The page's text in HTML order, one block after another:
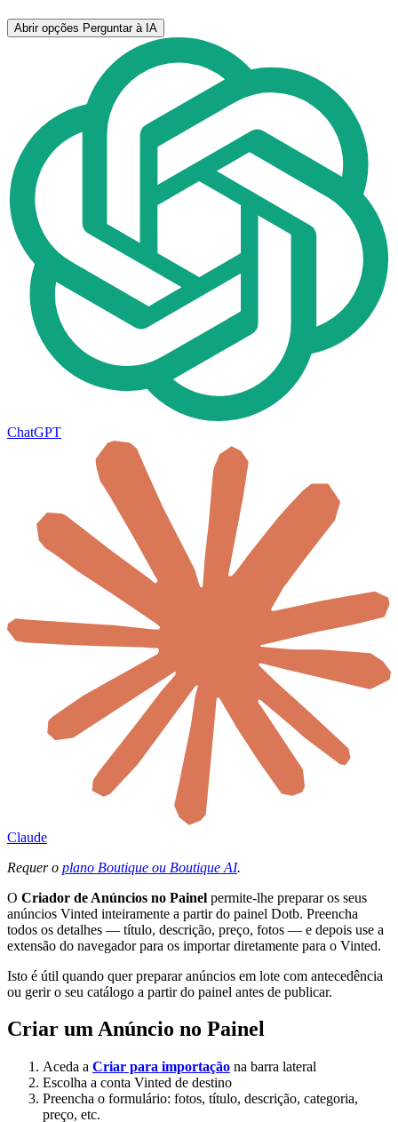
Abrir opções Perguntar à IA
ChatGPT
Claude
Requer o plano Boutique ou Boutique AI.
O Criador de Anúncios no Painel permite-lhe preparar os seus
anúncios Vinted inteiramente a partir do painel Dotb. Preencha
todos os detalhes — título, descrição, preço, fotos — e depois use a
extensão do navegador para os importar diretamente para o Vinted.
Isto é útil quando quer preparar anúncios em lote com antecedência
ou gerir o seu catálogo a partir do painel antes de publicar.
Criar um Anúncio no Painel
Aceda a Criar para importação na barra lateral
Escolha a conta Vinted de destino
Preencha o formulário: fotos, título, descrição, categoria,
preço, etc.